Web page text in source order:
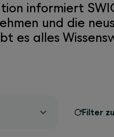
informiert
und die
es alles
Filter